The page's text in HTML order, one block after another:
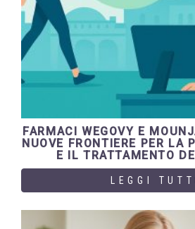
FARMACI WEGOVY E
NUOVE FRONTIERE PER LA
E IL TRATTAMENTO
LEGGI